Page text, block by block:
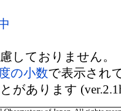
しておりません。
度の小数で表示され
があります